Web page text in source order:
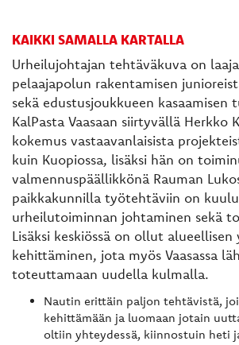
KAIKKI SAMALLA KARTALLA
Urheilujohtajan tehtäväkuva on
pelaajapolun rakentamisen
sekä edustusjoukkueen kasaamisen
KalPasta Vaasaan siirtyvällä Herkko
kokemus vastaavanlaisista
kuin Kuopiossa, lisäksi hän on
valmennuspäällikkönä Rauman
paikkakunnilla työtehtäviin on
urheilutoiminnan johtaminen sekä
Lisäksi keskiössä on ollut
kehittäminen, jota myös Vaasassa
toteuttamaan uudella kulmalla.
Nautin erittäin paljon tehtävistä,
kehittämään ja luomaan jotain
oltiin yhteydessä, kiinnostuin heti